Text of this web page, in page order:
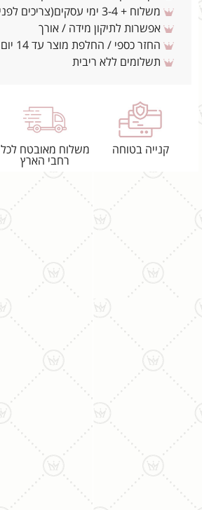
משלוח + 3-4 ימי עסקים(צריכים לפני ? צרו איתנו קשר)
אפשרות לתיקון מידה / אורך
החזר כספי / החלפת מוצר עד 14 יום
תשלומים ללא ריבית
קנייה בטוחה
משלוח מאובטח לכל
רחבי הארץ